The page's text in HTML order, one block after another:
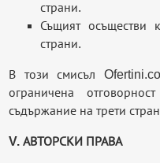
страни.
Същият осъществи
страни.
В този смисъл
ограничена
съдържание на трети
V. АВТОРСКИ ПРАВА